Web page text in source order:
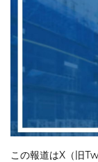
この報道はX（旧